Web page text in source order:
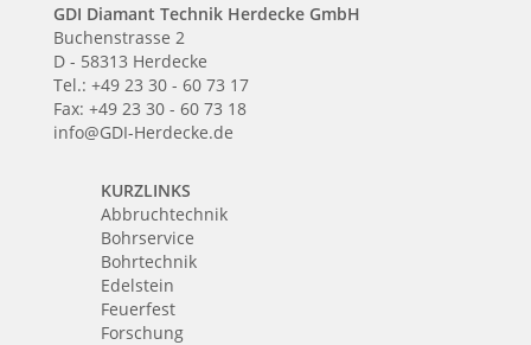
GDI Diamant Technik Herdecke GmbH
Buchenstrasse 2
D - 58313 Herdecke
Tel.: +49 23 30 - 60 73 17
Fax: +49 23 30 - 60 73 18
info@GDI-Herdecke.de
KURZLINKS
Abbruchtechnik
Bohrservice
Bohrtechnik
Edelstein
Feuerfest
Forschung